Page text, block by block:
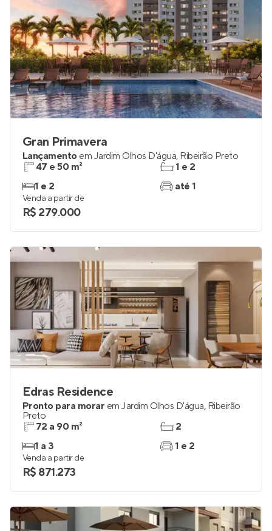
Gran Primavera
Lançamento em Jardim Olhos D'água, Ribeirão Preto
47 e 50 m²
1 e 2
1 e 2
até 1
Venda a partir de
R$ 279.000
Edras Residence
Pronto para morar em Jardim Olhos D'água, Ribeirão
Preto
72 a 90 m²
1 a 3
2
1 e 2
Venda a partir de
R$ 871.273